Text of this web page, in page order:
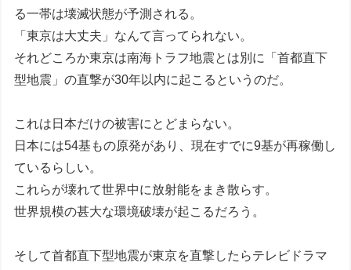
る一帯は壊滅状態が予測される。
「東京は大丈夫」なんて言ってられない。
それどころか東京は南海トラフ地震とは別に「首都直下
型地震」の直撃が30年以内に起こるというのだ。
これは日本だけの被害にとどまらない。
日本には54基もの原発があり、現在すでに9基が再稼働し
ているらしい。
これらが壊れて世界中に放射能をまき散らす。
世界規模の甚大な環境破壊が起こるだろう。
そして首都直下型地震が東京を直撃したらテレビドラマ